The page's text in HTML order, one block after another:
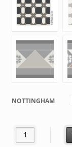
NOTTINGHAM
Nottingham aantal